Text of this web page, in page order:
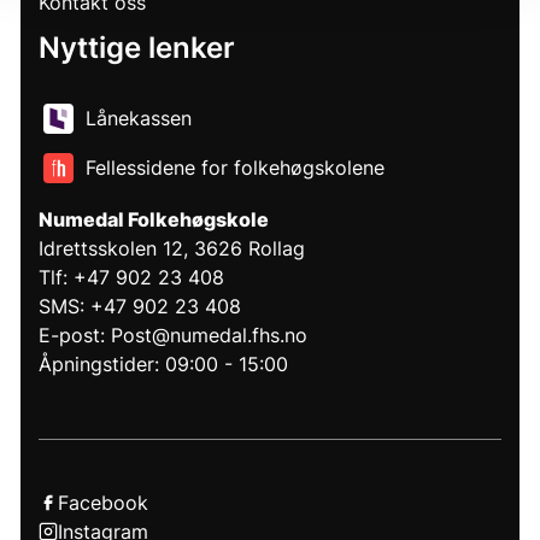
Nyttige lenker
Lånekassen
Fellessidene for folkehøgskolene
Numedal Folkehøgskole
Idrettsskolen 12, 3626 Rollag
Tlf: +47 902 23 408
SMS: +47 902 23 408
E-post: Post@numedal.fhs.no
Åpningstider: 09:00 - 15:00
Facebook
Instagram